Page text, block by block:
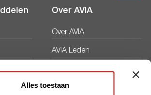
Alles toestaan
Over AVIA
Over AVIA
AVIA Leden
Duurzaamheid